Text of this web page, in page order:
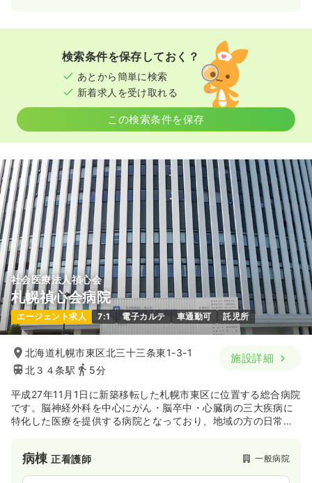
8:30～17:30
年間休日125日
4週8休以上
オンコールあり
ブランク可
月給26万円以上可
気になる 詳細を見る
透析正・准看護師 一般病院
2交代（常勤） 一時募集休止
給与 26.3万円〜/月 賞与2回
※一例
時間 8:30～17:30
4週8休以上
月給26万円以上可
気になる 詳細を見る
その他 正看護師
給与 26.3万円〜/月 賞与2回
※一例
土日祝休み
検索条件を保存しておく？
あとから簡単に検索
新着求人を受け取れる
この検索条件を保存
社会医療法人禎心会
札幌禎心会病院
エージェント求人 7:1 電子カルテ 車通勤可 託児所
北海道札幌市東区北三十三条東1-3-1
北３４条駅
5分
施設詳細
平成27年11月1日に新築移転した札幌市東区に位置する総合病院
です。脳神経外科を中心にがん・脳卒中・心臓病の三大疾病に
特化した医療を提供する病院となっており、地域の方の日常生
機能を有してます。さらに禎心会グループでは病院、介護、訪
問看護ステーションなどがあり、広く医療を提供しておりま
病棟正看護師 一般病院